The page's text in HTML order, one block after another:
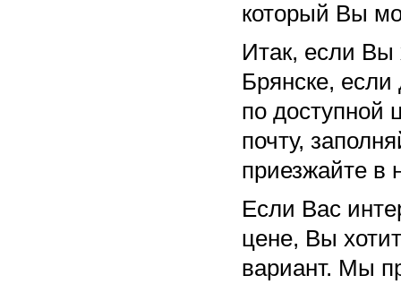
который Вы
Итак, если Вы
Брянске,
по доступной
почту,
приезжайте в
Если Вас
цене, Вы
вариант. Мы